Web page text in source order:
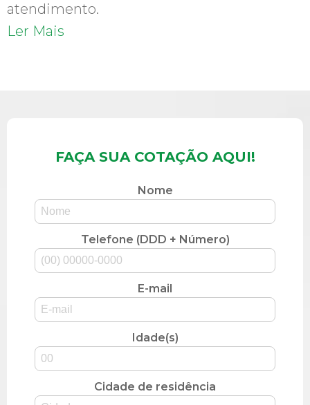
atendimento.
Ler Mais
FAÇA SUA COTAÇÃO AQUI!
Nome
Telefone (DDD + Número)
E-mail
Idade(s)
Cidade de residência